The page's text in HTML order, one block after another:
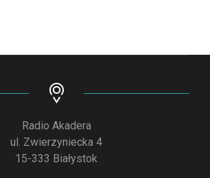
Radio Akadera
ul. Zwierzyniecka 4
15-333 Białystok